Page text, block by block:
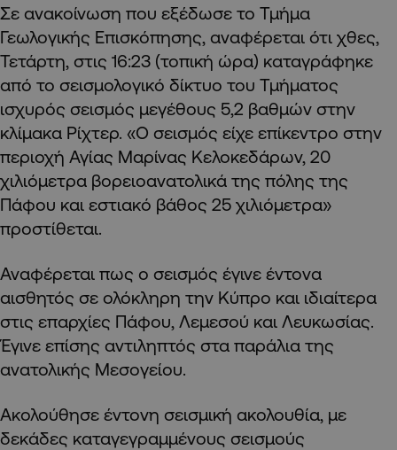
Σε ανακοίνωση που εξέδωσε το Τμήμα
Γεωλογικής Επισκόπησης, αναφέρεται ότι χθες,
Τετάρτη, στις 16:23 (τοπική ώρα) καταγράφηκε
από το σεισμολογικό δίκτυο του Τμήματος
ισχυρός σεισμός μεγέθους 5,2 βαθμών στην
κλίμακα Ρίχτερ. «Ο σεισμός είχε επίκεντρο στην
περιοχή Αγίας Μαρίνας Κελοκεδάρων, 20
χιλιόμετρα βορειοανατολικά της πόλης της
Πάφου και εστιακό βάθος 25 χιλιόμετρα»
προστίθεται.
Αναφέρεται πως ο σεισμός έγινε έντονα
αισθητός σε ολόκληρη την Κύπρο και ιδιαίτερα
στις επαρχίες Πάφου, Λεμεσού και Λευκωσίας.
Έγινε επίσης αντιληπτός στα παράλια της
ανατολικής Μεσογείου.
Ακολούθησε έντονη σεισμική ακολουθία, με
δεκάδες καταγεγραμμένους σεισμούς